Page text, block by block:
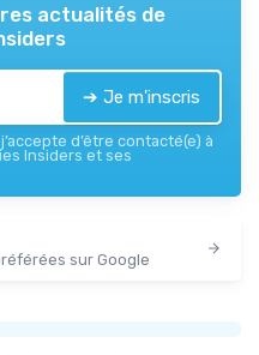
actualités de
➔ Je m'inscris
d’être contacté(e) à
Insiders et ses
sur Google